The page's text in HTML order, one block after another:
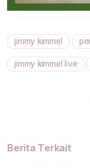
jimmy kimmel
jimmy kimmel live
Berita Terkait